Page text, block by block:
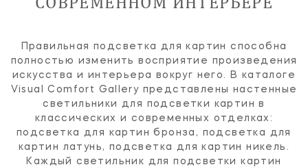
Правильная подсветка для картин способна
полностью изменить восприятие произведения
искусства и интерьера вокруг него. В каталоге
Visual Comfort Gallery представлены настенные
светильники для подсветки картин в
классических и современных отделках:
подсветка для картин бронза, подсветка для
картин латунь, подсветка для картин никель.
Каждый светильник для подсветки картин